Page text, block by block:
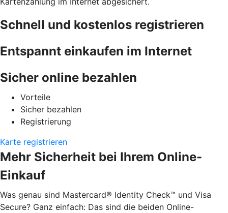
Schnell und kostenlos registrieren
Entspannt einkaufen im Internet
Sicher online bezahlen
Vorteile
Sicher bezahlen
Registrierung
Karte registrieren
Mehr Sicherheit bei Ihrem Online-
Einkauf
Was genau sind Mastercard® Identity Check™ und Visa
Secure? Ganz einfach: Das sind die beiden Online-